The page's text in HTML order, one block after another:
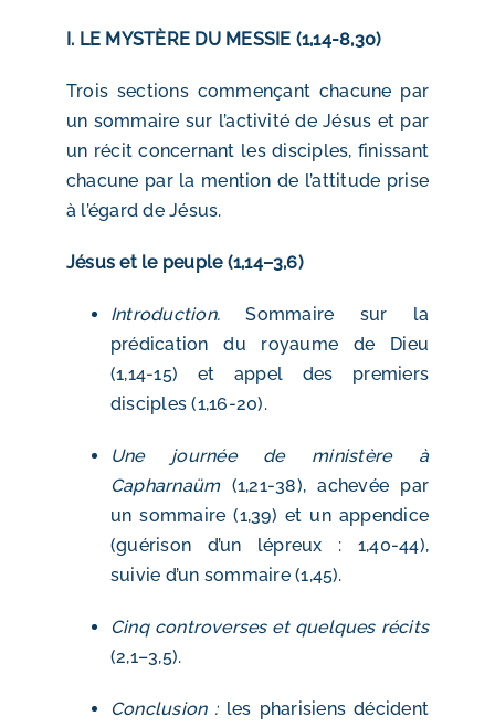
I. LE MYSTÈRE DU MESSIE (1,14-8,30)
Trois sections commençant chacune par
un sommaire sur l’activité de Jésus et par
un récit concernant les disciples, finissant
chacune par la mention de l’attitude prise
à l’égard de Jésus.
Jésus et le peuple (1,14–3,6)
Introduction.Sommaire sur la
prédication du royaume de Dieu
(1,14-15) et appel des premiers
disciples (1,16-20).
Une journée de ministère à
Capharnaüm (1,21-38), achevée par
un sommaire (1,39) et un appendice
(guérison d’un lépreux : 1,40-44),
suivie d’un sommaire (1,45).
Cinq controverses et quelques récits
(2,1–3,5).
Conclusion : les pharisiens décident